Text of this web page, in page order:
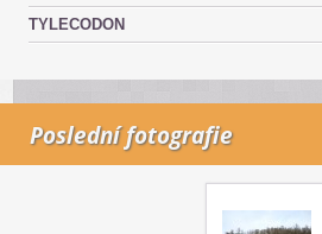
TYLECODON
Poslední fotografie